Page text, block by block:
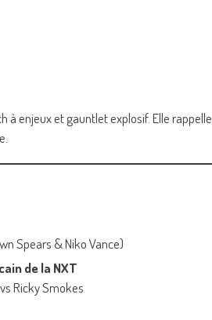
à enjeux et gauntlet explosif. Elle rappelle
Spears & Niko Vance)
de la NXT
Ricky Smokes